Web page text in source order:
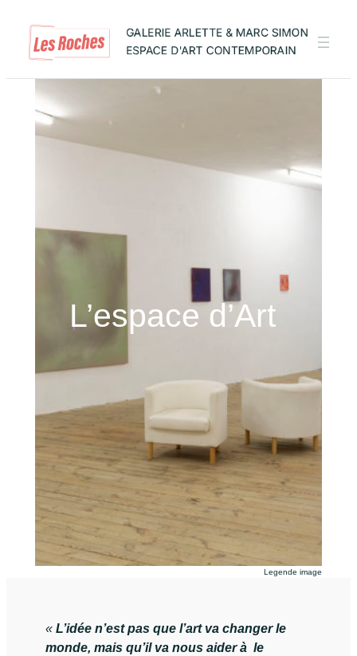
L’espace d’Art
Legende image
«L’idée n’est pas que l’art va changer le
monde, mais qu’il va nous aider à le